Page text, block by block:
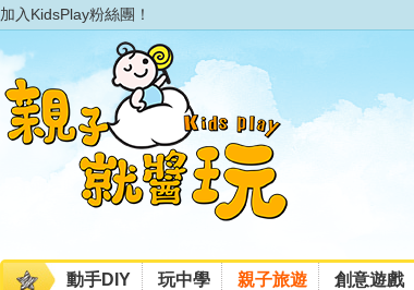
加入KidsPlay粉絲團！
動手DIY 玩中學 親子旅遊 創意遊戲